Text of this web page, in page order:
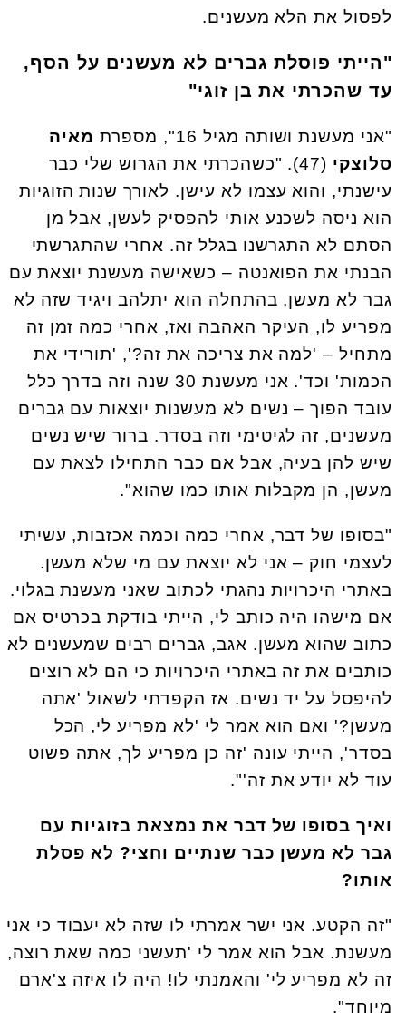
לפסול את הלא מעשנים.
"הייתי פוסלת גברים לא מעשנים על הסף,
עד שהכרתי את בן זוגי"
"אני מעשנת ושותה מגיל 16", מספרת
מאיה
סלוצקי
(47). "כשהכרתי את הגרוש שלי כבר
עישנתי, והוא עצמו לא עישן. לאורך שנות הזוגיות
הוא ניסה לשכנע אותי להפסיק לעשן, אבל מן
הסתם לא התגרשנו בגלל זה. אחרי שהתגרשתי
הבנתי את הפואנטה – כשאישה מעשנת יוצאת עם
גבר לא מעשן, בהתחלה הוא יתלהב ויגיד שזה לא
מפריע לו, העיקר האהבה ואז, אחרי כמה זמן זה
מתחיל – 'למה את צריכה את זה?', 'תורידי את
הכמות' וכד'. אני מעשנת 30 שנה וזה בדרך כלל
עובד הפוך – נשים לא מעשנות יוצאות עם גברים
מעשנים, זה לגיטימי וזה בסדר. ברור שיש נשים
שיש להן בעיה, אבל אם כבר התחילו לצאת עם
מעשן, הן מקבלות אותו כמו שהוא".
"בסופו של דבר, אחרי כמה וכמה אכזבות, עשיתי
לעצמי חוק – אני לא יוצאת עם מי שלא מעשן.
באתרי היכרויות נהגתי לכתוב שאני מעשנת בגלוי.
אם מישהו היה כותב לי, הייתי בודקת בכרטיס אם
כתוב שהוא מעשן. אגב, גברים רבים שמעשנים לא
כותבים את זה באתרי היכרויות כי הם לא רוצים
להיפסל על יד נשים. אז הקפדתי לשאול 'אתה
מעשן?' ואם הוא אמר לי 'לא מפריע לי, הכל
בסדר', הייתי עונה 'זה כן מפריע לך, אתה פשוט
עוד לא יודע את זה'".
ואיך בסופו של דבר את נמצאת בזוגיות עם
גבר לא מעשן כבר שנתיים וחצי? לא פסלת
אותו?
"זה הקטע. אני ישר אמרתי לו שזה לא יעבוד כי אני
מעשנת. אבל הוא אמר לי 'תעשני כמה שאת רוצה,
זה לא מפריע לי' והאמנתי לו! היה לו איזה צ'ארם
מיוחד".